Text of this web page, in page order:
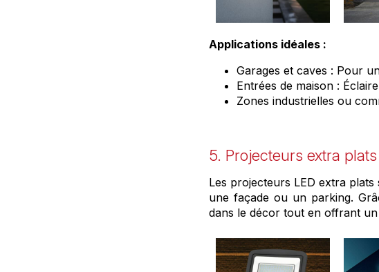
Applications idéales :
Garages et caves : Pour
Entrées de maison :
Zones industrielles ou
5. Projecteurs extra
Les projecteurs LED extra
une façade ou un parking.
dans le décor tout en offrant un